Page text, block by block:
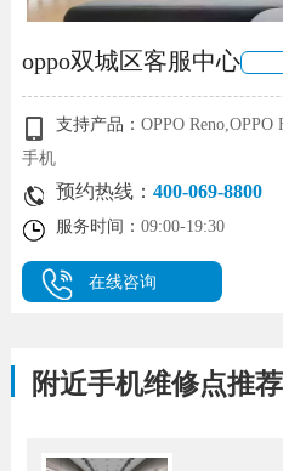
oppo双城区客服中心
支持产品：OPPO
手机
预约热线：400-069-8800
服务时间：09:00-19:30
在线咨询
附近手机维修点推荐